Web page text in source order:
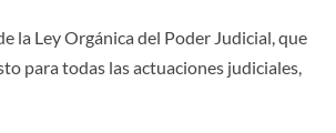
la Ley Orgánica del Poder Judicial, que
para todas las actuaciones judiciales,